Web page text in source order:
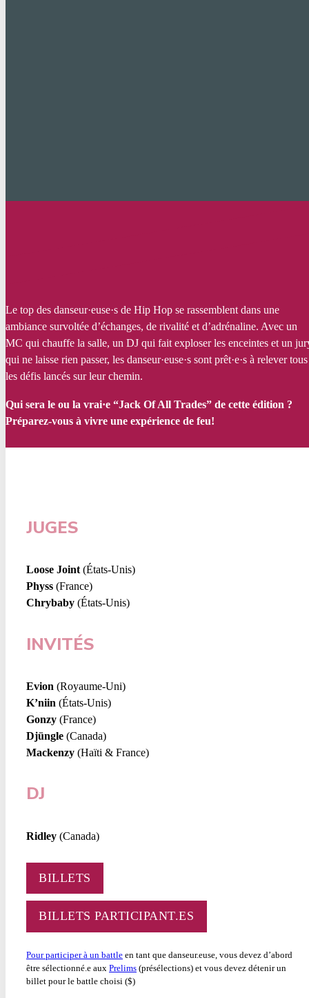
Le top des danseur·euse·s de Hip Hop se rassemblent dans une
ambiance survoltée d’échanges, de rivalité et d’adrénaline. Avec un
MC qui chauffe la salle, un DJ qui fait exploser les enceintes et un
qui ne laisse rien passer, les danseur·euse·s sont prêt·e·s à relever tous
les défis lancés sur leur chemin.
Qui sera le ou la vrai·e “Jack Of All Trades” de cette édition ?
Préparez-vous à vivre une expérience de feu!
JUGES
Loose Joint(États-Unis)
Physs (France)
Chrybaby (États-Unis)
INVITÉS
Evion (Royaume-Uni)
K’niin (États-Unis)
Gonzy (France)
Djüngle (Canada)
Mackenzy (Haïti & France)
DJ
Ridley (Canada)
BILLETS
BILLETS PARTICIPANT.ES
Pour participer à un battle en tant que danseur.euse, vous devez d’abord
être sélectionné.e aux Prelims (présélections) et vous devez détenir un
billet pour le battle choisi ($)